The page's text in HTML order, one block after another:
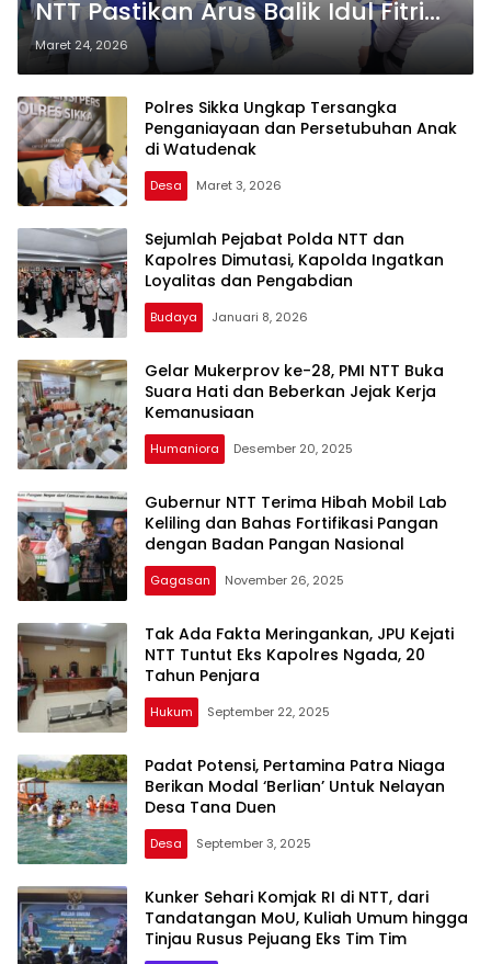
NTT Pastikan Arus Balik Idul Fitri
1447 H Aman dan Terkendali
Maret 24, 2026
Polres Sikka Ungkap Tersangka
Penganiayaan dan Persetubuhan Anak
di Watudenak
Desa Maret 3, 2026
Sejumlah Pejabat Polda NTT dan
Kapolres Dimutasi, Kapolda Ingatkan
Loyalitas dan Pengabdian
Budaya Januari 8, 2026
Gelar Mukerprov ke-28, PMI NTT Buka
Suara Hati dan Beberkan Jejak Kerja
Kemanusiaan
Humaniora Desember 20, 2025
Gubernur NTT Terima Hibah Mobil Lab
Keliling dan Bahas Fortifikasi Pangan
dengan Badan Pangan Nasional
Gagasan November 26, 2025
Tak Ada Fakta Meringankan, JPU Kejati
NTT Tuntut Eks Kapolres Ngada, 20
Tahun Penjara
Hukum September 22, 2025
Padat Potensi, Pertamina Patra Niaga
Berikan Modal ‘Berlian’ Untuk Nelayan
Desa Tana Duen
Desa September 3, 2025
Kunker Sehari Komjak RI di NTT, dari
Tandatangan MoU, Kuliah Umum hingga
Tinjau Rusus Pejuang Eks Tim Tim